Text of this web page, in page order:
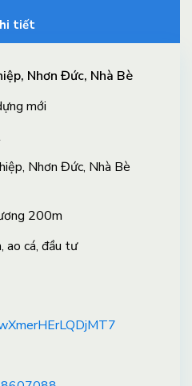
tiết
Nhơn Đức, Nhà Bè
mới
Nhơn Đức, Nhà Bè
200m
ao cá, đầu tư